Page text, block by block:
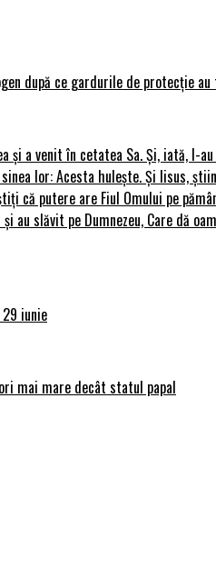
după ce gardurile de protecție
a venit în cetatea Sa. Și, iată, I-
lor: Acesta hulește. Și Iisus,
că putere are Fiul Omului pe
slăvit pe Dumnezeu, Care dă
iunie
mai mare decât statul papal